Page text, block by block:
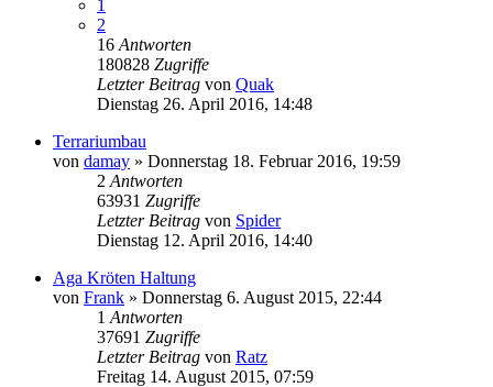
1
2
16 Antworten
180828 Zugriffe
Letzter Beitrag von Quak
Dienstag 26. April 2016, 14:48
Terrariumbau
von damay » Donnerstag 18. Februar 2016, 19:59
2 Antworten
63931 Zugriffe
Letzter Beitrag von Spider
Dienstag 12. April 2016, 14:40
Aga Kröten Haltung
von Frank » Donnerstag 6. August 2015, 22:44
1 Antworten
37691 Zugriffe
Letzter Beitrag von Ratz
Freitag 14. August 2015, 07:59